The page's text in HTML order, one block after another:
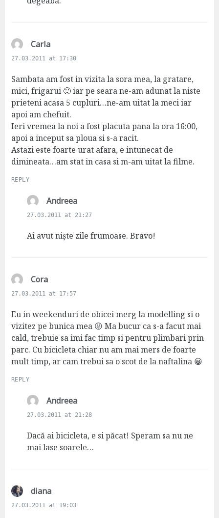
Carlas
a
s
:
27.03.2011 at 17:30
Sambata am fost in vizita la sora mea, la gratare,
mici, frigarui 🙂 iar pe seara ne-am adunat la niste
prieteni acasa 5 cupluri…ne-am uitat la meci iar
apoi am chefuit.
Ieri vremea la noi a fost placuta pana la ora 16:00,
apoi a inceput sa ploua si s-a racit.
Astazi este foarte urat afara, e intunecat de
dimineata…am stat in casa si m-am uitat la filme.
REPLY
Andreeas
a
s
27.03.2011 at 21:27
Ai avut niște zile frumoase. Bravo!
Coras
a
s
27.03.2011 at 17:57
Eu in weekenduri de obicei merg la modelling si o
vizitez pe bunica mea 😛 Ma bucur ca s-a facut mai
cald, trebuie sa imi fac timp si pentru plimbari prin
parc. Cu bicicleta chiar nu am mai mers de foarte
mult timp, ar cam trebui sa o scot de la naftalina 😀
REPLY
Andreeas
a
s
:
27.03.2011 at 21:28
Dacă ai bicicleta, e si păcat! Speram sa nu ne
mai lase soarele…
dianas
a
27.03.2011 at 19:03